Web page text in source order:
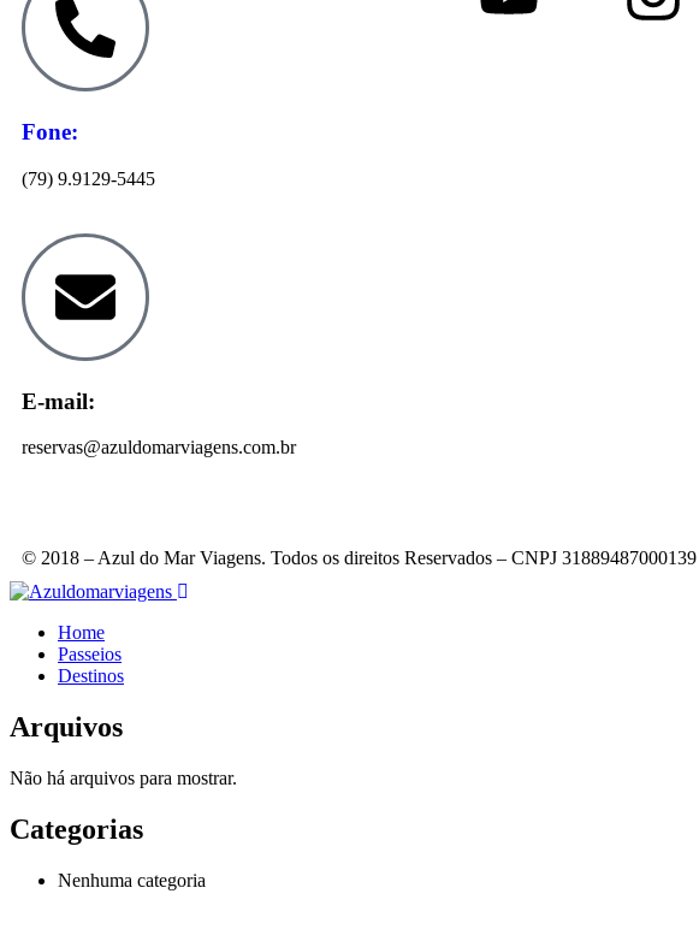
Fone:
(79) 9.9129-5445
E-mail:
reservas@azuldomarviagens.com.br
© 2018 – Azul do Mar Viagens. Todos os direitos Reservados – CNPJ 31889487000139
Home
Passeios
Destinos
Arquivos
Não há arquivos para mostrar.
Categorias
Nenhuma categoria